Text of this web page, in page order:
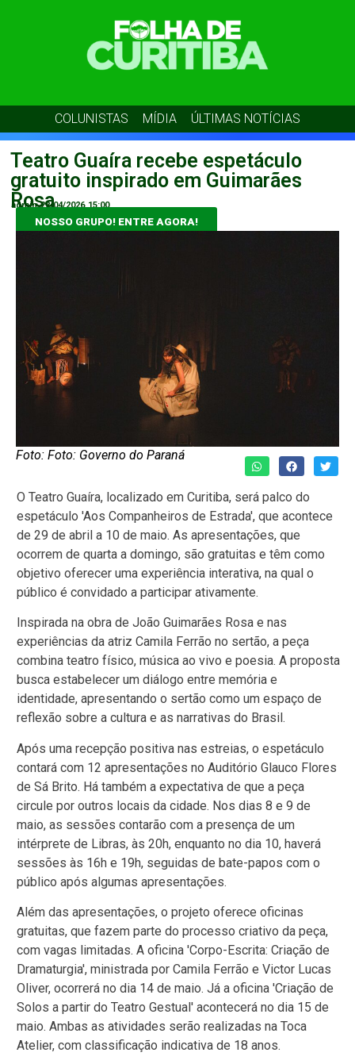
COLUNISTAS MÍDIA ÚLTIMAS NOTÍCIAS
Teatro Guaíra recebe espetáculo
gratuito inspirado em Guimarães
Rosa
admin 22/04/2026 15:00
NOSSO GRUPO! ENTRE AGORA!
Foto: Foto: Governo do Paraná
O Teatro Guaíra, localizado em Curitiba, será palco do
espetáculo 'Aos Companheiros de Estrada', que acontece
de 29 de abril a 10 de maio. As apresentações, que
ocorrem de quarta a domingo, são gratuitas e têm como
objetivo oferecer uma experiência interativa, na qual o
público é convidado a participar ativamente.
Inspirada na obra de João Guimarães Rosa e nas
experiências da atriz Camila Ferrão no sertão, a peça
combina teatro físico, música ao vivo e poesia. A proposta
busca estabelecer um diálogo entre memória e
identidade, apresentando o sertão como um espaço de
reflexão sobre a cultura e as narrativas do Brasil.
Após uma recepção positiva nas estreias, o espetáculo
contará com 12 apresentações no Auditório Glauco Flores
de Sá Brito. Há também a expectativa de que a peça
circule por outros locais da cidade. Nos dias 8 e 9 de
maio, as sessões contarão com a presença de um
intérprete de Libras, às 20h, enquanto no dia 10, haverá
sessões às 16h e 19h, seguidas de bate-papos com o
público após algumas apresentações.
Além das apresentações, o projeto oferece oficinas
gratuitas, que fazem parte do processo criativo da peça,
com vagas limitadas. A oficina 'Corpo-Escrita: Criação de
Dramaturgia', ministrada por Camila Ferrão e Victor Lucas
Oliver, ocorrerá no dia 14 de maio. Já a oficina 'Criação de
Solos a partir do Teatro Gestual' acontecerá no dia 15 de
maio. Ambas as atividades serão realizadas na Toca
Atelier, com classificação indicativa de 18 anos.